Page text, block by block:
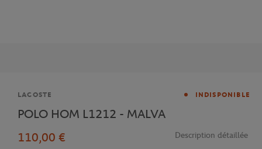
Marque
LACOSTE INDISPONIBLE
POLO HOM L1212 - MALVA
110,00 €
Description détaillée